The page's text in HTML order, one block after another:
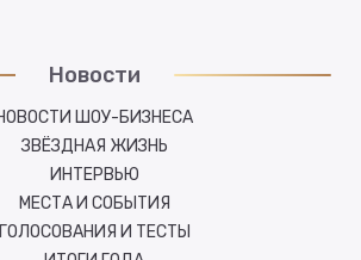
Новости
ШОУ-БИЗНЕСА
ЗВЁЗДНАЯ ЖИЗНЬ
ИНТЕРВЬЮ
МЕСТА И СОБЫТИЯ
ГОЛОСОВАНИЯ И ТЕСТЫ